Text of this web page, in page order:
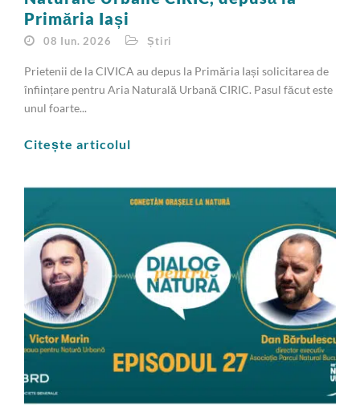
Primăria Iași
08 Iun. 2026 Știri
Prietenii de la CIVICA au depus la Primăria Iași solicitarea de
înființare pentru Aria Naturală Urbană CIRIC. Pasul făcut este
unul foarte...
Citește articolul